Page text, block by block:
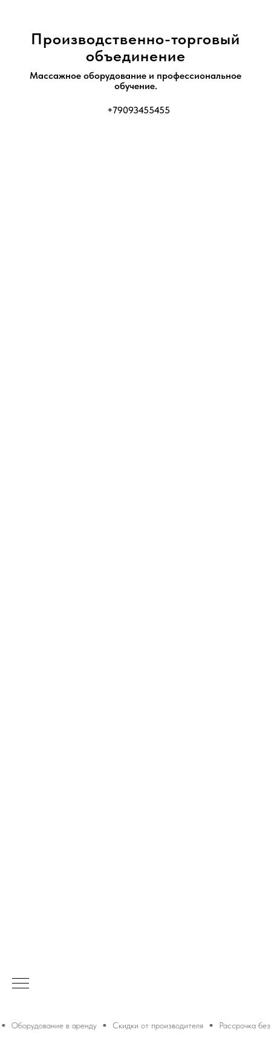
Производственно-торговый
объединение
Массажное оборудование и профессиональное
обучение.
+79093455455
в аренду Скидки от производителя Рассрочка без переплаты